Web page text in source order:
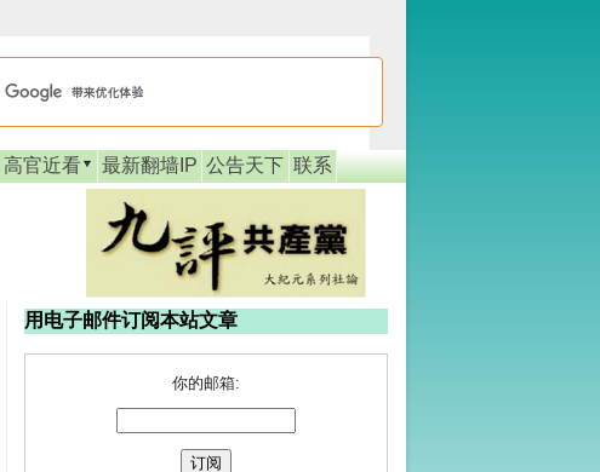
高官近看 最新翻墙IP 公告天下 联系
用电子邮件订阅本站文章
你的邮箱: